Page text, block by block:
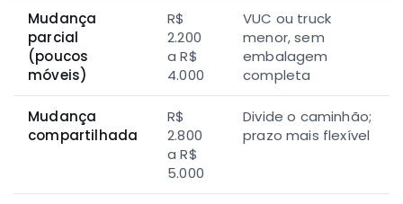
Mudança
parcial
(poucos
móveis)
R$
2.200
a R$
4.000
VUC ou truck
menor, sem
embalagem
completa
Mudança
compartilhada
R$
2.800
a R$
5.000
Divide o caminhão;
prazo mais flexível